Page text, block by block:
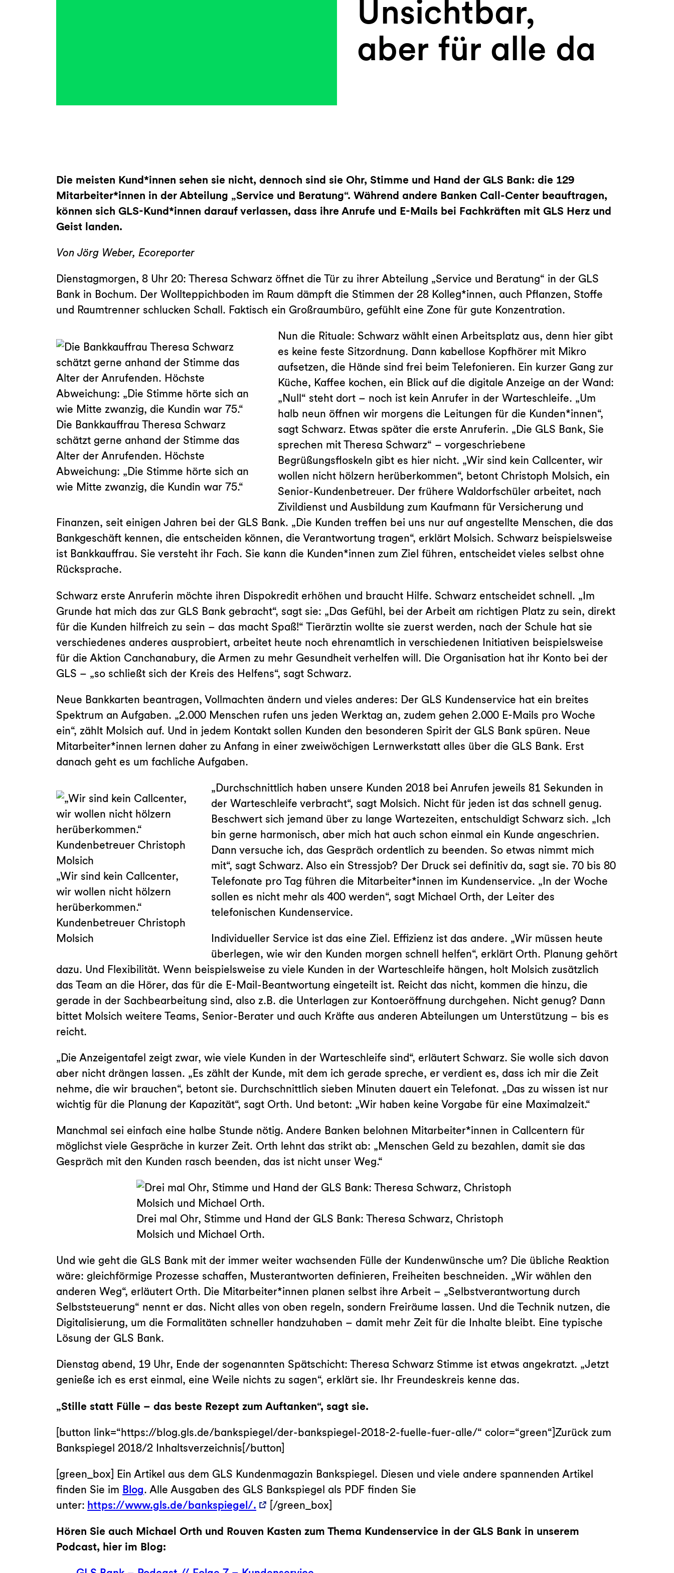
Unsichtbar,
aber für alle da
Die meisten Kund*innen sehen sie nicht, dennoch sind sie Ohr, Stimme und Hand der GLS Bank: die 129
Mitarbeiter*innen in der Abteilung „Service und Beratung“. Während andere Banken Call-Center beauftragen,
können sich GLS-Kund*innen darauf verlassen, dass ihre Anrufe und E-Mails bei Fachkräften mit GLS Herz und
Geist landen.
Von Jörg Weber, Ecoreporter
Dienstagmorgen, 8 Uhr 20: Theresa Schwarz öffnet die Tür zu ihrer Abteilung „Service und Beratung“ in der GLS
Bank in Bochum. Der Wollteppichboden im Raum dämpft die Stimmen der 28 Kolleg*innen, auch Pflanzen, Stoffe
und Raumtrenner schlucken Schall. Faktisch ein Großraumbüro, gefühlt eine Zone für gute Konzentration.
Die Bankkauffrau Theresa Schwarz
schätzt gerne anhand der Stimme das
Alter der Anrufenden. Höchste
Abweichung: „Die Stimme hörte sich an
wie Mitte zwanzig, die Kundin war 75.“
Nun die Rituale: Schwarz wählt einen Arbeitsplatz aus, denn hier gibt
es keine feste Sitzordnung. Dann kabellose Kopfhörer mit Mikro
aufsetzen, die Hände sind frei beim Telefonieren. Ein kurzer Gang zur
Küche, Kaffee kochen, ein Blick auf die digitale Anzeige an der Wand:
„Null“ steht dort – noch ist kein Anrufer in der Warteschleife. „Um
halb neun öffnen wir morgens die Leitungen für die Kunden*innen“,
sagt Schwarz. Etwas später die erste Anruferin. „Die GLS Bank, Sie
sprechen mit Theresa Schwarz“ – vorgeschriebene
Begrüßungsfloskeln gibt es hier nicht. „Wir sind kein Callcenter, wir
wollen nicht hölzern herüberkommen“, betont Christoph Molsich, ein
Senior-Kundenbetreuer. Der frühere Waldorfschüler arbeitet, nach
Zivildienst und Ausbildung zum Kaufmann für Versicherung und
Finanzen, seit einigen Jahren bei der GLS Bank. „Die Kunden treffen bei uns nur auf angestellte Menschen, die das
Bankgeschäft kennen, die entscheiden können, die Verantwortung tragen“, erklärt Molsich. Schwarz beispielsweise
ist Bankkauffrau. Sie versteht ihr Fach. Sie kann die Kunden*innen zum Ziel führen, entscheidet vieles selbst ohne
Rücksprache.
Schwarz erste Anruferin möchte ihren Dispokredit erhöhen und braucht Hilfe. Schwarz entscheidet schnell. „Im
Grunde hat mich das zur GLS Bank gebracht“, sagt sie: „Das Gefühl, bei der Arbeit am richtigen Platz zu sein, direkt
für die Kunden hilfreich zu sein – das macht Spaß!“ Tierärztin wollte sie zuerst werden, nach der Schule hat sie
verschiedenes anderes ausprobiert, arbeitet heute noch ehrenamtlich in verschiedenen Initiativen beispielsweise
für die Aktion Canchanabury, die Armen zu mehr Gesundheit verhelfen will. Die Organisation hat ihr Konto bei der
GLS – „so schließt sich der Kreis des Helfens“, sagt Schwarz.
Neue Bankkarten beantragen, Vollmachten ändern und vieles anderes: Der GLS Kundenservice hat ein breites
Spektrum an Aufgaben. „2.000 Menschen rufen uns jeden Werktag an, zudem gehen 2.000 E-Mails pro Woche
ein“, zählt Molsich auf. Und in jedem Kontakt sollen Kunden den besonderen Spirit der GLS Bank spüren. Neue
Mitarbeiter*innen lernen daher zu Anfang in einer zweiwöchigen Lernwerkstatt alles über die GLS Bank. Erst
danach geht es um fachliche Aufgaben.
„Wir sind kein Callcenter,
wir wollen nicht hölzern
herüberkommen.“
Kundenbetreuer Christoph
Molsich
„Durchschnittlich haben unsere Kunden 2018 bei Anrufen jeweils 81 Sekunden in
der Warteschleife verbracht“, sagt Molsich. Nicht für jeden ist das schnell genug.
Beschwert sich jemand über zu lange Wartezeiten, entschuldigt Schwarz sich. „Ich
bin gerne harmonisch, aber mich hat auch schon einmal ein Kunde angeschrien.
Dann versuche ich, das Gespräch ordentlich zu beenden. So etwas nimmt mich
mit“, sagt Schwarz. Also ein Stressjob? Der Druck sei definitiv da, sagt sie. 70 bis 80
Telefonate pro Tag führen die Mitarbeiter*innen im Kundenservice. „In der Woche
sollen es nicht mehr als 400 werden“, sagt Michael Orth, der Leiter des
telefonischen Kundenservice.
Individueller Service ist das eine Ziel. Effizienz ist das andere. „Wir müssen heute
überlegen, wie wir den Kunden morgen schnell helfen“, erklärt Orth. Planung gehört
dazu. Und Flexibilität. Wenn beispielsweise zu viele Kunden in der Warteschleife hängen, holt Molsich zusätzlich
das Team an die Hörer, das für die E-Mail-Beantwortung eingeteilt ist. Reicht das nicht, kommen die hinzu, die
gerade in der Sachbearbeitung sind, also z.B. die Unterlagen zur Kontoeröffnung durchgehen. Nicht genug? Dann
bittet Molsich weitere Teams, Senior-Berater und auch Kräfte aus anderen Abteilungen um Unterstützung – bis es
reicht.
„Die Anzeigentafel zeigt zwar, wie viele Kunden in der Warteschleife sind“, erläutert Schwarz. Sie wolle sich davon
aber nicht drängen lassen. „Es zählt der Kunde, mit dem ich gerade spreche, er verdient es, dass ich mir die Zeit
nehme, die wir brauchen“, betont sie. Durchschnittlich sieben Minuten dauert ein Telefonat. „Das zu wissen ist nur
wichtig für die Planung der Kapazität“, sagt Orth. Und betont: „Wir haben keine Vorgabe für eine Maximalzeit.“
Manchmal sei einfach eine halbe Stunde nötig. Andere Banken belohnen Mitarbeiter*innen in Callcentern für
möglichst viele Gespräche in kurzer Zeit. Orth lehnt das strikt ab: „Menschen Geld zu bezahlen, damit sie das
Gespräch mit den Kunden rasch beenden, das ist nicht unser Weg.“
Drei mal Ohr, Stimme und Hand der GLS Bank: Theresa Schwarz, Christoph
Molsich und Michael Orth.
Und wie geht die GLS Bank mit der immer weiter wachsenden Fülle der Kundenwünsche um? Die übliche Reaktion
wäre: gleichförmige Prozesse schaffen, Musterantworten definieren, Freiheiten beschneiden. „Wir wählen den
anderen Weg“, erläutert Orth. Die Mitarbeiter*innen planen selbst ihre Arbeit – „Selbstverantwortung durch
Selbststeuerung“ nennt er das. Nicht alles von oben regeln, sondern Freiräume lassen. Und die Technik nutzen, die
Digitalisierung, um die Formalitäten schneller handzuhaben – damit mehr Zeit für die Inhalte bleibt. Eine typische
Lösung der GLS Bank.
Dienstag abend, 19 Uhr, Ende der sogenannten Spätschicht: Theresa Schwarz Stimme ist etwas angekratzt. „Jetzt
genieße ich es erst einmal, eine Weile nichts zu sagen“, erklärt sie. Ihr Freundeskreis kenne das.
„Stille statt Fülle – das beste Rezept zum Auftanken“, sagt sie.
[button link=“https://blog.gls.de/bankspiegel/der-bankspiegel-2018-2-fuelle-fuer-alle/“ color=“green“]Zurück zum
Bankspiegel 2018/2 Inhaltsverzeichnis[/button]
[green_box] Ein Artikel aus dem GLS Kundenmagazin Bankspiegel. Diesen und viele andere spannenden Artikel
finden Sie im Blog. Alle Ausgaben des GLS Bankspiegel als PDF finden Sie
unter: https://www.gls.de/bankspiegel/. [/green_box]
Hören Sie auch Michael Orth und Rouven Kasten zum Thema Kundenservice in der GLS Bank in unserem
Podcast, hier im Blog: